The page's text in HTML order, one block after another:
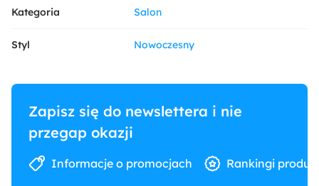
Kategoria Salon
Styl Nowoczesny
Zapisz się do newslettera i nie
przegap okazji
Informacje o promocjach Rankingi